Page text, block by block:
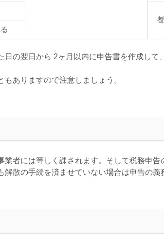
日の翌日から 2ヶ月以内に申告書を作成して
ありますので注意しましょう。
者には等しく課されます。そして税務申
散の手続を済ませていない場合は申告の義